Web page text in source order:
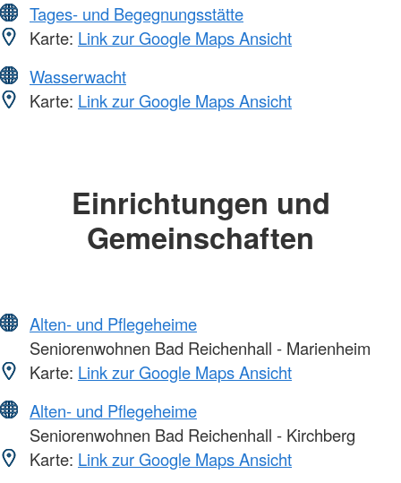
Tages- und Begegnungsstätte
Karte: Link zur Google Maps Ansicht
Wasserwacht
Karte: Link zur Google Maps Ansicht
Einrichtungen und
Gemeinschaften
Alten- und Pflegeheime
Seniorenwohnen Bad Reichenhall - Marienheim
Karte: Link zur Google Maps Ansicht
Alten- und Pflegeheime
Seniorenwohnen Bad Reichenhall - Kirchberg
Karte: Link zur Google Maps Ansicht